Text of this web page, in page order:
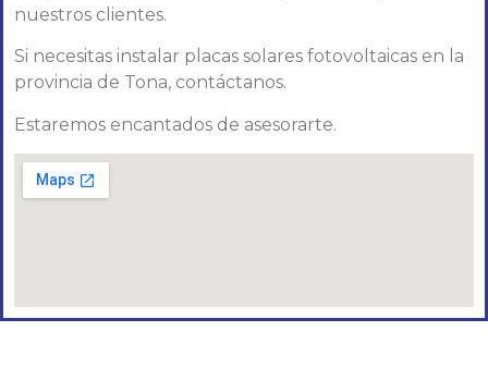
nuestros clientes.
Si necesitas instalar placas solares fotovoltaicas en la
provincia de Tona, contáctanos.
Estaremos encantados de asesorarte.